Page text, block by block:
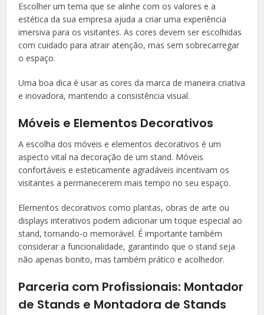
Escolher um tema que se alinhe com os valores e a
estética da sua empresa ajuda a criar uma experiência
imersiva para os visitantes. As cores devem ser escolhidas
com cuidado para atrair atenção, mas sem sobrecarregar
o espaço.
Uma boa dica é usar as cores da marca de maneira criativa
e inovadora, mantendo a consistência visual.
Móveis e Elementos Decorativos
A escolha dos móveis e elementos decorativos é um
aspecto vital na decoração de um stand. Móveis
confortáveis e esteticamente agradáveis incentivam os
visitantes a permanecerem mais tempo no seu espaço.
Elementos decorativos como plantas, obras de arte ou
displays interativos podem adicionar um toque especial ao
stand, tornando-o memorável. É importante também
considerar a funcionalidade, garantindo que o stand seja
não apenas bonito, mas também prático e acolhedor.
Parceria com Profissionais: Montador
de Stands e Montadora de Stands